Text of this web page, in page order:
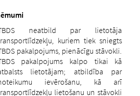
neatbild par lietotāja
kuriem tiek sniegts
pakalpojums, pienācīgu stāvokli.
pakalpojums kalpo tikai kā
lietotājam; atbildība par
ievērošanu, kā arī
lietošanu un stāvokli